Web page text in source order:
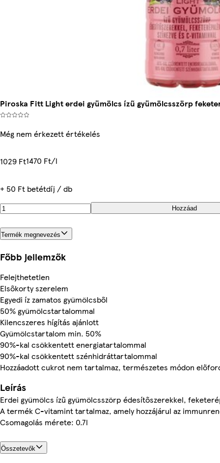
Piroska Fitt Light erdei gyümölcs ízű gyümölcsszörp
Még nem érkezett értékelés
1029 Ft1470 Ft/l
+ 50 Ft betétdíj / db
Hozzáad
Termék megnevezés
Főbb jellemzők
Felejthetetlen
Elsőkorty szerelem
Egyedi íz zamatos gyümölcsből
50% gyümölcstartalommal
Kilencszeres hígítás ajánlott
Gyümölcstartalom min. 50%
90%-kal csökkentett energiatartalommal
90%-kal csökkentett szénhidráttartalommal
Hozzáadott cukrot nem tartalmaz, természetes módon
Leírás
Erdei gyümölcs ízű gyümölcsszörp édesítőszerekkel,
A termék C-vitamint tartalmaz, amely hozzájárul az
Csomagolás mérete: 0.7l
Összetevők